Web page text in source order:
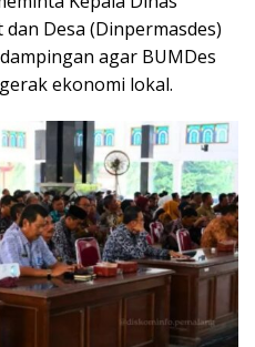
Desa (Dinpermasdes)
agar BUMDes
ekonomi lokal.